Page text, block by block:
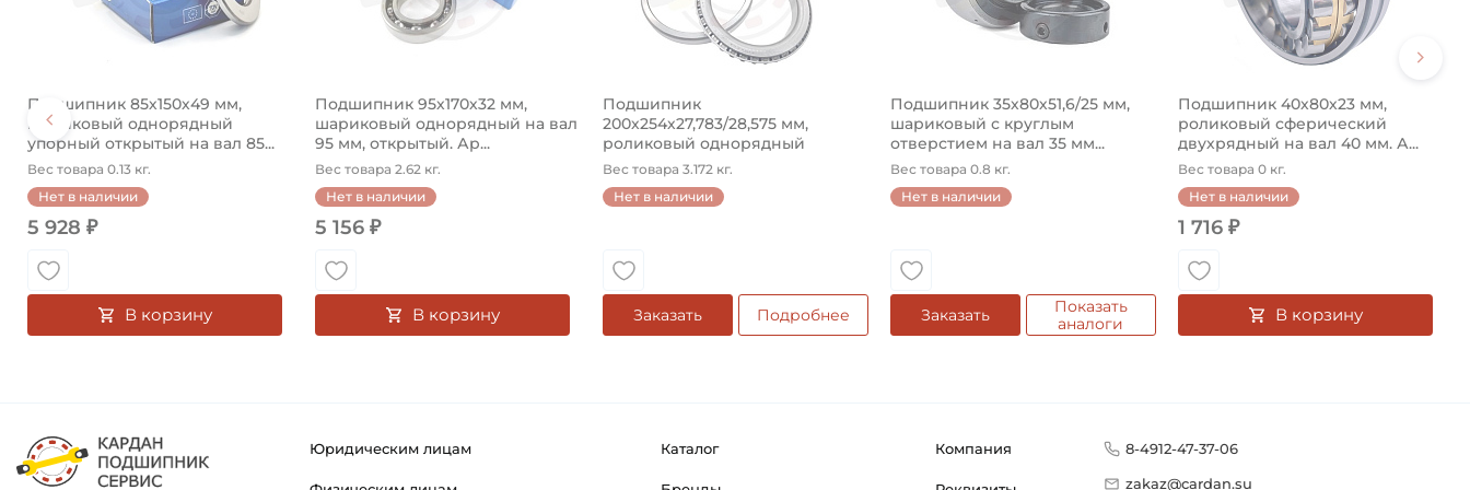
Подшипник 85х150х49 мм,
шариковый однорядный
упорный открытый на вал 85...
Вес товара 0.13 кг.
Нет в наличии
5 928 ₽
В корзину
Подшипник 95х170х32 мм,
шариковый однорядный на вал
95 мм, открытый. Ар...
Вес товара 2.62 кг.
Нет в наличии
5 156 ₽
В корзину
Подшипник
200х254х27,783/28,575 мм,
роликовый однорядный
конический на ...
Вес товара 3.172 кг.
Нет в наличии
Заказать Подробнее
Подшипник 35х80х51,6/25 мм,
шариковый с круглым
отверстием на вал 35 мм...
Вес товара 0.8 кг.
Нет в наличии
Заказать
Показать
аналоги
Подшипник 40х80х23 мм,
роликовый сферический
двухрядный на вал 40 мм. А...
Вес товара 0 кг.
Нет в наличии
1 716 ₽
В корзину
Юридическим лицам Каталог Компания
8-4912-47-37-06
zakaz@cardan.su